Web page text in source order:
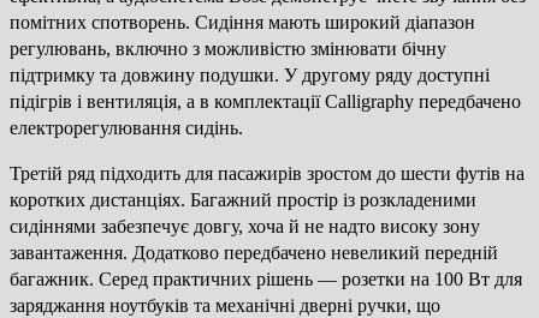
помітних спотворень. Сидіння мають широкий діапазон
регулювань, включно з можливістю змінювати бічну
підтримку та довжину подушки. У другому ряду доступні
підігрів і вентиляція, а в комплектації Calligraphy передбачено
електрорегулювання сидінь.
Третій ряд підходить для пасажирів зростом до шести футів на
коротких дистанціях. Багажний простір із розкладеними
сидіннями забезпечує довгу, хоча й не надто високу зону
завантаження. Додатково передбачено невеликий передній
багажник. Серед практичних рішень — розетки на 100 Вт для
заряджання ноутбуків та механічні дверні ручки, що